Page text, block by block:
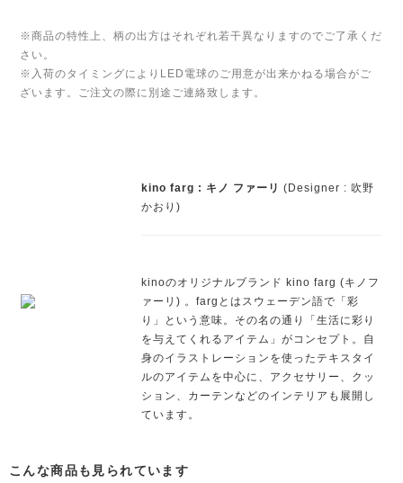
※商品の特性上、柄の出方はそれぞれ若干異なりますのでご了承くだ
さい。
※入荷のタイミングによりLED電球のご用意が出来かねる場合がご
ざいます。ご注文の際に別途ご連絡致します。
kino farg : キノ ファーリ (Designer : 吹野
かおり)
kinoのオリジナルブランド kino farg (キノフ
ァーリ) 。fargとはスウェーデン語で「彩
り」という意味。その名の通り「生活に彩り
を与えてくれるアイテム」がコンセプト。自
身のイラストレーションを使ったテキスタイ
ルのアイテムを中心に、アクセサリー、クッ
ション、カーテンなどのインテリアも展開し
ています。
こんな商品も見られています